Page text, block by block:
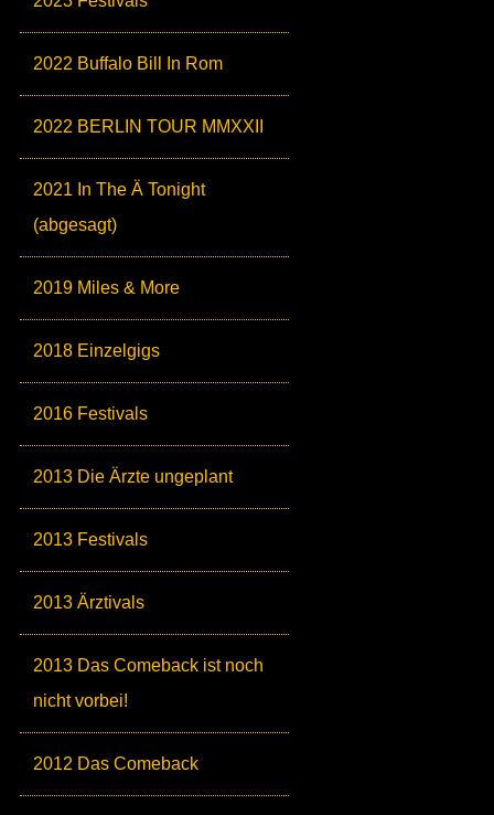
2022 Buffalo Bill In Rom
2022 BERLIN TOUR MMXXII
2021 In The Ä Tonight
(abgesagt)
2019 Miles & More
2018 Einzelgigs
2016 Festivals
2013 Die Ärzte ungeplant
2013 Festivals
2013 Ärztivals
2013 Das Comeback ist noch
nicht vorbei!
2012 Das Comeback